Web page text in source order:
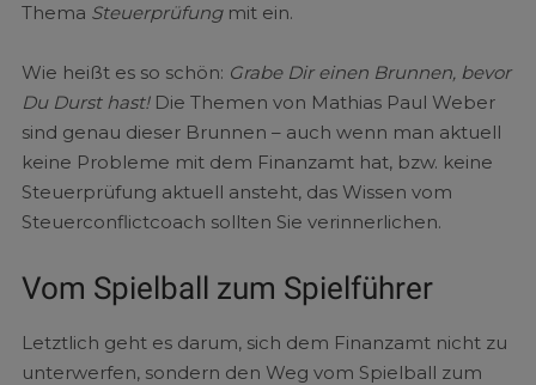
Thema Steuerprüfungmit ein.
Wie heißt es so schön: Grabe Dir einen Brunnen, bevor
Du Durst hast!Die Themen von Mathias Paul Weber
sind genau dieser Brunnen – auch wenn man aktuell
keine Probleme mit dem Finanzamt hat, bzw. keine
Steuerprüfung aktuell ansteht, das Wissen vom
Steuerconflictcoach sollten Sie verinnerlichen.
Vom Spielball zum Spielführer
Letztlich geht es darum, sich dem Finanzamt nicht zu
unterwerfen, sondern den Weg vom Spielball zum